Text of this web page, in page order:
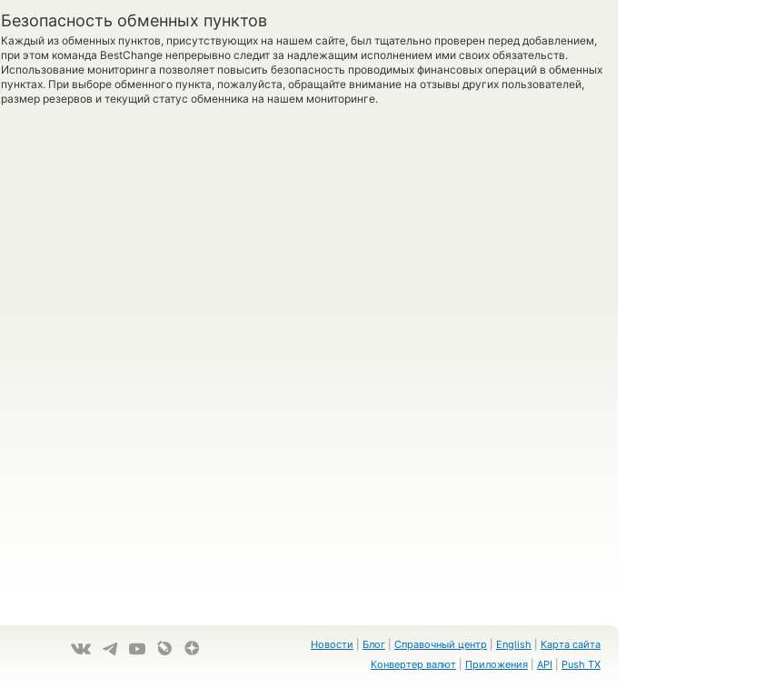
Безопасность обменных пунктов
Каждый из обменных пунктов, присутствующих на нашем сайте, был тщательно проверен перед добавлением,
при этом команда BestChange непрерывно следит за надлежащим исполнением ими своих обязательств.
Использование мониторинга позволяет повысить безопасность проводимых финансовых операций в обменных
пунктах. При выборе обменного пункта, пожалуйста, обращайте внимание на отзывы других пользователей,
размер резервов и текущий статус обменника на нашем мониторинге.
Новости Блог Справочный центр English
Карта сайта
Конвертер валют
Приложения API Push TX